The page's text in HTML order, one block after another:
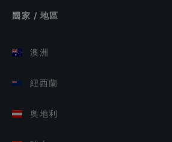
國家 / 地區
澳洲
紐西蘭
奧地利